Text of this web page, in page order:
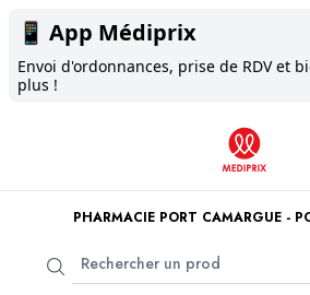
📱 App Médiprix
Envoi d'ordonnances, prise de RDV et
plus !
PHARMACIE PORT CAMARGUE -